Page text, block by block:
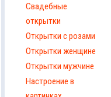
Свадебные
открытки
Открытки с розами
Открытки женщине
Открытки мужчине
Настроение в